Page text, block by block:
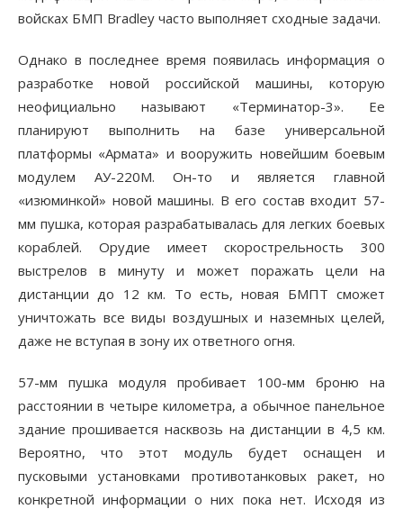
войсках БМП Bradley часто выполняет сходные задачи.
Однако в последнее время появилась информация о
разработке новой российской машины, которую
неофициально называют «Терминатор-3». Ее
планируют выполнить на базе универсальной
платформы «Армата» и вооружить новейшим боевым
модулем АУ-220М. Он-то и является главной
«изюминкой» новой машины. В его состав входит 57-
мм пушка, которая разрабатывалась для легких боевых
кораблей. Орудие имеет скорострельность 300
выстрелов в минуту и может поражать цели на
дистанции до 12 км. То есть, новая БМПТ сможет
уничтожать все виды воздушных и наземных целей,
даже не вступая в зону их ответного огня.
57-мм пушка модуля пробивает 100-мм броню на
расстоянии в четыре километра, а обычное панельное
здание прошивается насквозь на дистанции в 4,5 км.
Вероятно, что этот модуль будет оснащен и
пусковыми установками противотанковых ракет, но
конкретной информации о них пока нет. Исходя из